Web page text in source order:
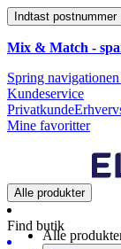
Indtast postnummer
Mix & Match -
Spring
Kundeservice
Privatkunde
Mine favoritter
Alle produkter
Find butik
Alle